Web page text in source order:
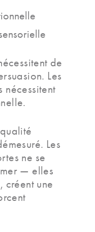
de
Les
nécessitent
Les
ne se
— elles
créent une